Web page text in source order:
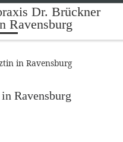
Dr. Brückner
Ravensburg
in Ravensburg
Ravensburg